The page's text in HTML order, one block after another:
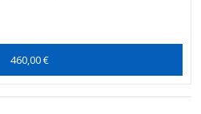
460,00 €